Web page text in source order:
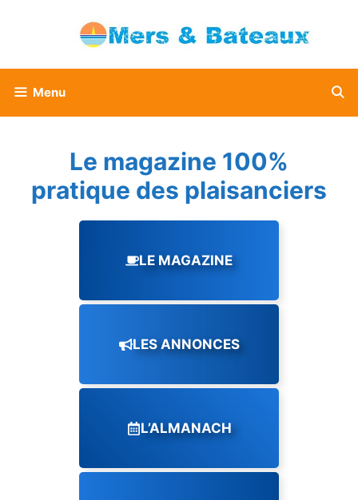
Menu
Le magazine 100%
pratique des plaisanciers
LE MAGAZINE
LES ANNONCES
L’ALMANACH